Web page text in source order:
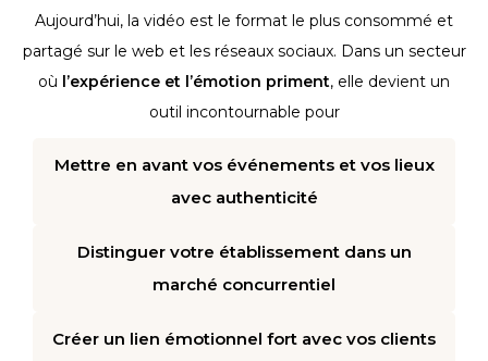
Aujourd’hui, la vidéo est le format le plus consommé et
partagé sur le web et les réseaux sociaux. Dans un secteur
où l’expérience et l’émotion priment, elle devient un
outil incontournable pour
Mettre en avant vos événements et vos lieux
avec authenticité
Distinguer votre établissement dans un
marché concurrentiel
Créer un lien émotionnel fort avec vos clients